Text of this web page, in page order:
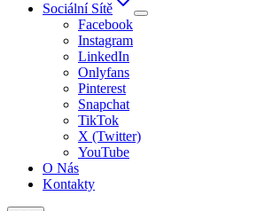
Sociální Sítě
Facebook
Instagram
LinkedIn
Onlyfans
Pinterest
Snapchat
TikTok
X (Twitter)
YouTube
O Nás
Kontakty